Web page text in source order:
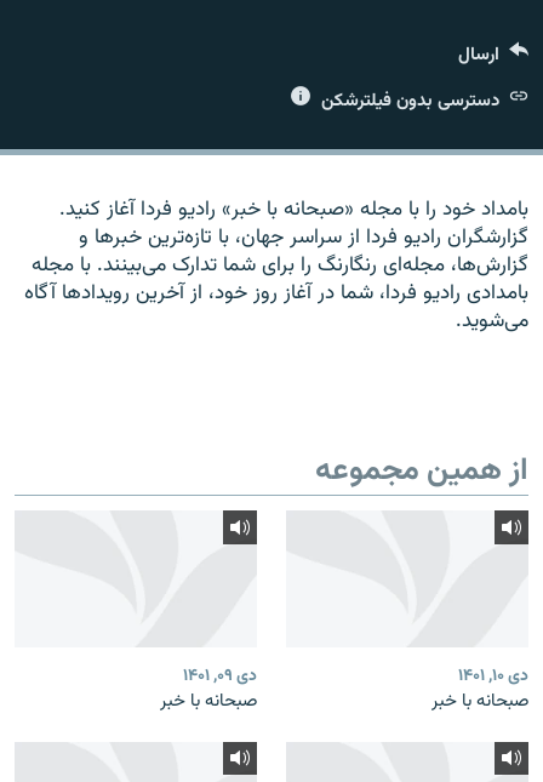
زبان‌های دیگر
ارسال
دسترسی بدون فیلترشکن
بامداد خود را با مجله «صبحانه با خبر» راديو فردا آغاز کنيد.
گزارشگران راديو فردا از سراسر جهان، با تازه‌ترين خبرها و
گزارش‌ها، مجله‌ای رنگارنگ را برای شما تدارک می‌بينند. با مجله
بامدادی راديو فردا، شما در آغاز روز خود، از آخرين رويدادها آگاه
می‌شويد.
از همین مجموعه
دی ۱۰, ۱۴۰۱
صبحانه با خبر
دی ۰۹, ۱۴۰۱
صبحانه با خبر